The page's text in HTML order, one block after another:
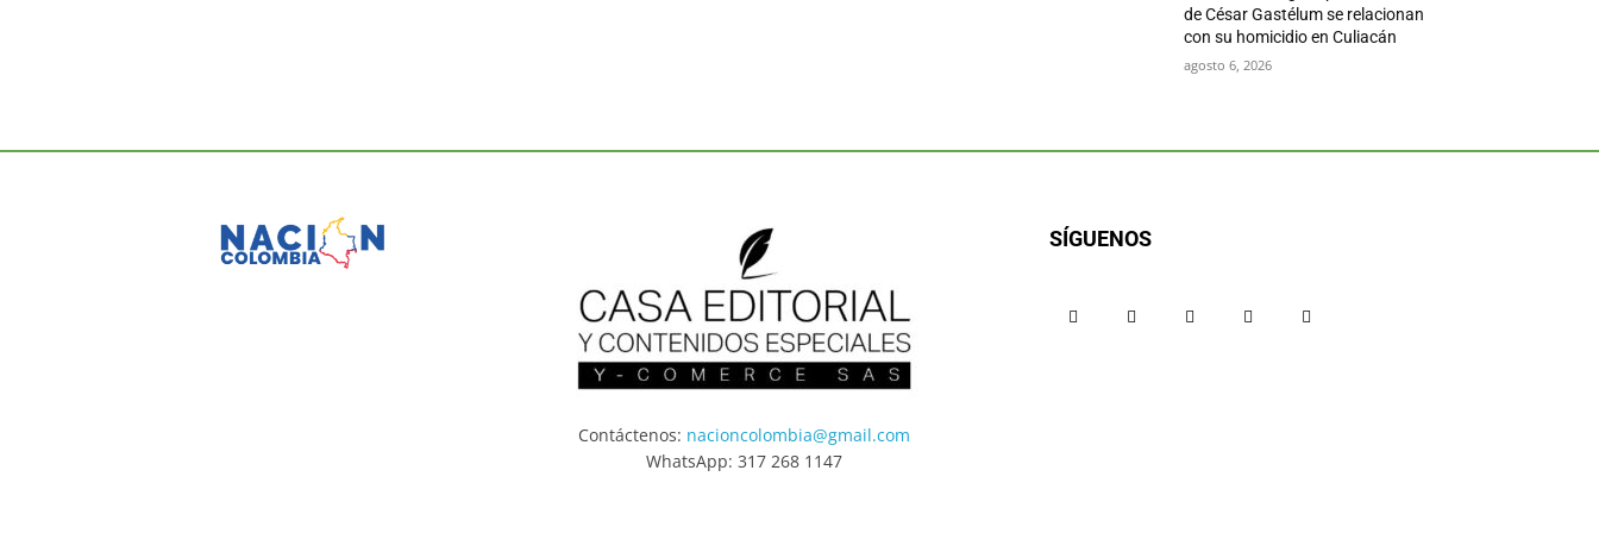
de César Gastélum se relacionan
con su homicidio en Culiacán
agosto 6, 2026
Contáctenos: nacioncolombia@gmail.com
WhatsApp: 317 268 1147
SÍGUENOS